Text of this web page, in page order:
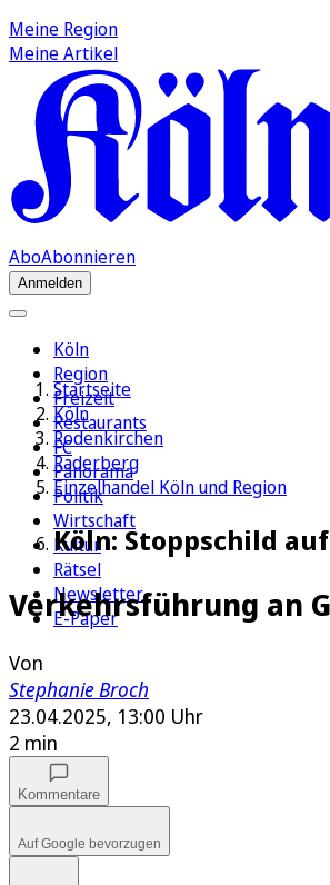
Meine Region
Meine Artikel
AboAbonnieren
Anmelden
Köln
Region
Freizeit
Restaurants
FC
Panorama
Politik
Wirtschaft
Kultur
Rätsel
Newsletter
E-Paper
Startseite
Köln
Rodenkirchen
Raderberg
Einzelhandel Köln und Region
Köln: Stoppschild
Verkehrsführung an
Von
Stephanie Broch
23.04.2025, 13:00 Uhr
2 min
Kommentare
Auf Google bevorzugen